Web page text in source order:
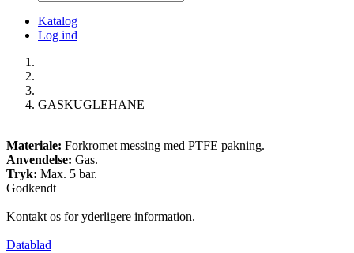
Katalog
Log ind
GASKUGLEHANE
Materiale: Forkromet messing med PTFE pakning.
Anvendelse: Gas.
Tryk: Max. 5 bar.
Godkendt
Kontakt os for yderligere information.
Datablad